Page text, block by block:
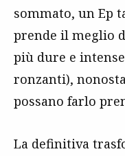
sommato, un Ep
prende il meglio
più dure e
ronzanti),
possano farlo
La definitiva